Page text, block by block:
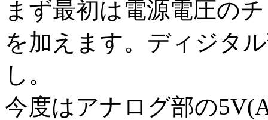
まず最初は電源電圧の
を加えます。ディジタ
し。
今度はアナログ部の